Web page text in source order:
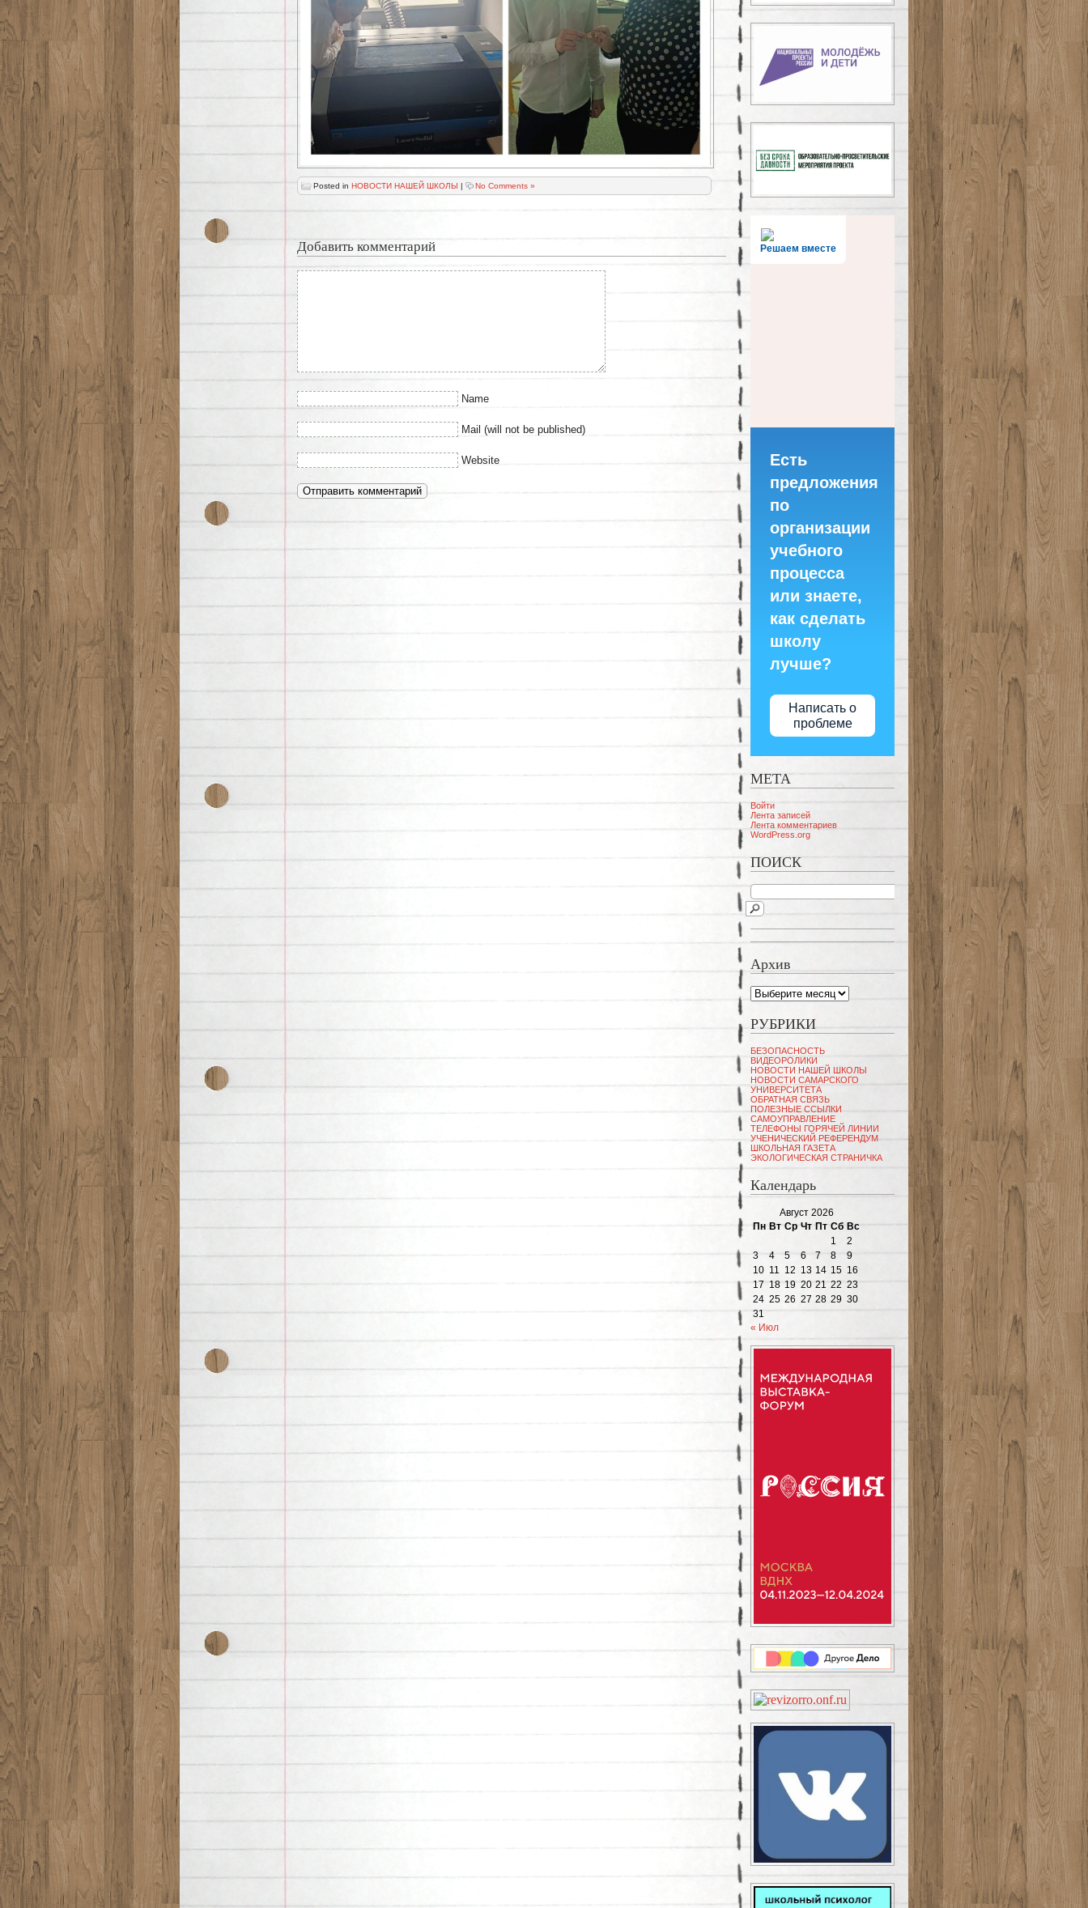
Posted in НОВОСТИ НАШЕЙ ШКОЛЫ | No Comments »
Добавить комментарий
Name
Mail (will not be published)
Website
Решаем вместе
Есть
предложения
по
организации
учебного
процесса
или знаете,
как сделать
школу
лучше?
Написать о
проблеме
МЕТА
Войти
Лента записей
Лента комментариев
WordPress.org
ПОИСК
Архив
Архив
РУБРИКИ
БЕЗОПАСНОСТЬ
ВИДЕОРОЛИКИ
НОВОСТИ НАШЕЙ ШКОЛЫ
НОВОСТИ САМАРСКОГО
УНИВЕРСИТЕТА
ОБРАТНАЯ СВЯЗЬ
ПОЛЕЗНЫЕ ССЫЛКИ
САМОУПРАВЛЕНИЕ
ТЕЛЕФОНЫ ГОРЯЧЕЙ ЛИНИИ
УЧЕНИЧЕСКИЙ РЕФЕРЕНДУМ
ШКОЛЬНАЯ ГАЗЕТА
ЭКОЛОГИЧЕСКАЯ СТРАНИЧКА
Календарь
Август 2026
Пн Вт Ср Чт Пт Сб Вс
1
2
3
4 5 6 7 8
9
10 11 12 13 14 15 16
17 18 19 20 21 22 23
24 25 26 27 28 29 30
31
« Июл